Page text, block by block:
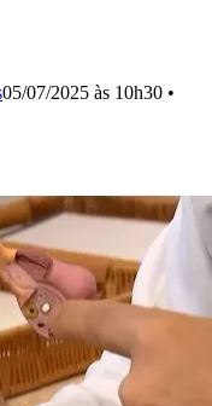
05/07/2025 às 10h30 •